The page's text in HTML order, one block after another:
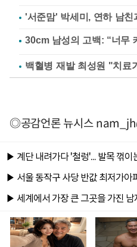
'서준맘' 박세미, 연하 남
백혈병 재발 최성원 "치료
◎공감언론 뉴시스